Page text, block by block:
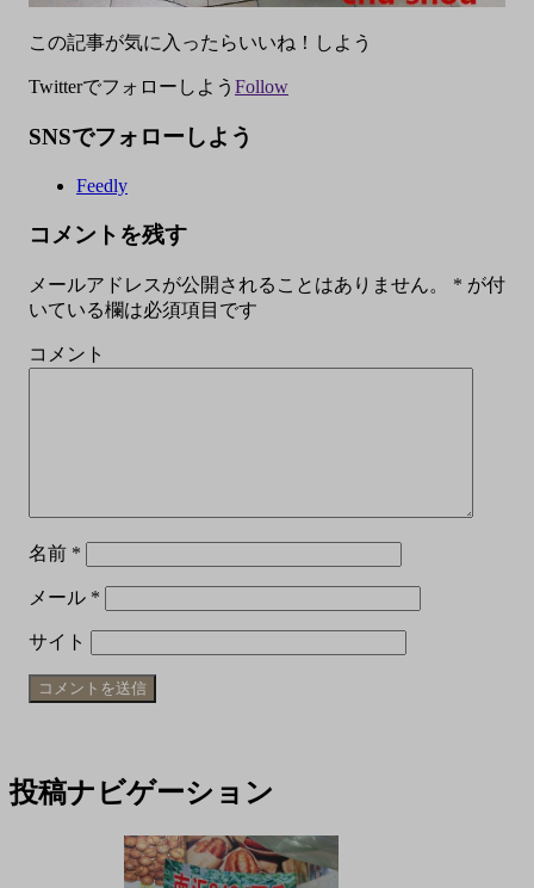
この記事が気に入ったらいいね！しよう
Twitterでフォローしよう Follow
SNSでフォローしよう
Feedly
コメントを残す
メールアドレスが公開されることはありません。 * が付
いている欄は必須項目です
コメント
名前 *
メール *
サイト
投稿ナビゲーション